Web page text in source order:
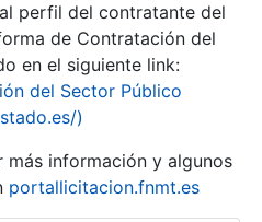
perfil del contratante del
de Contratación del
en el siguiente link:
del Sector Público
)
más información y algunos
portallicitacion.fnmt.es